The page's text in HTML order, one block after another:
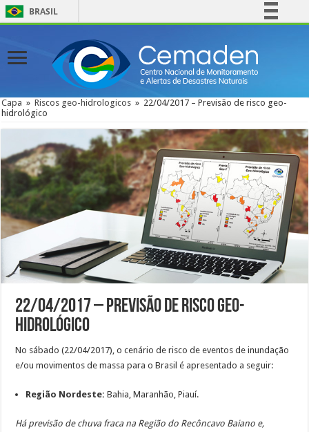
BRASIL
Comunica BR
Participe
Acesso à informação
Canais
Capa » Riscos geo-hidrologicos » 22/04/2017 – Previsão de risco geo-
hidrológico
22/04/2017 – Previsão de risco geo-
hidrológico
No sábado (22/04/2017), o cenário de risco de eventos de inundação
e/ou movimentos de massa para o Brasil é apresentado a seguir:
Região Nordeste:Bahia, Maranhão, Piauí.
Há previsão de chuva fraca na Região do Recôncavo Baiano e,